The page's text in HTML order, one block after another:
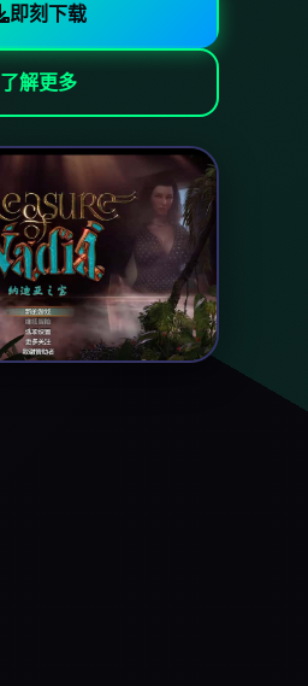
即刻下载
了解更多